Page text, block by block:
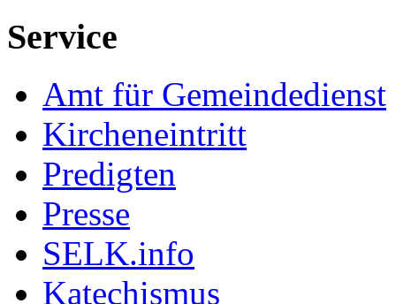
Service
Amt für Gemeindedienst
Kircheneintritt
Predigten
Presse
SELK.info
Katechismus